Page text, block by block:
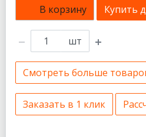
В корзину Купить
шт
Смотреть больше
Заказать в 1 клик